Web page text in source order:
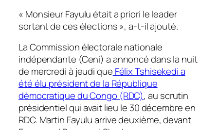
« Monsieur Fayulu était a priori le leader
sortant de ces élections », a-t-il ajouté.
La Commission électorale nationale
indépendante (Ceni) a annoncé dans la nuit
de mercredi à jeudi que Félix Tshisekedi a
été élu président de la République
démocratique du Congo (RDC), au scrutin
présidentiel qui avait lieu le 30 décembre en
RDC. Martin Fayulu arrive deuxième, devant